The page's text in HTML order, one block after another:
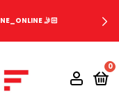
🤳🏻
0